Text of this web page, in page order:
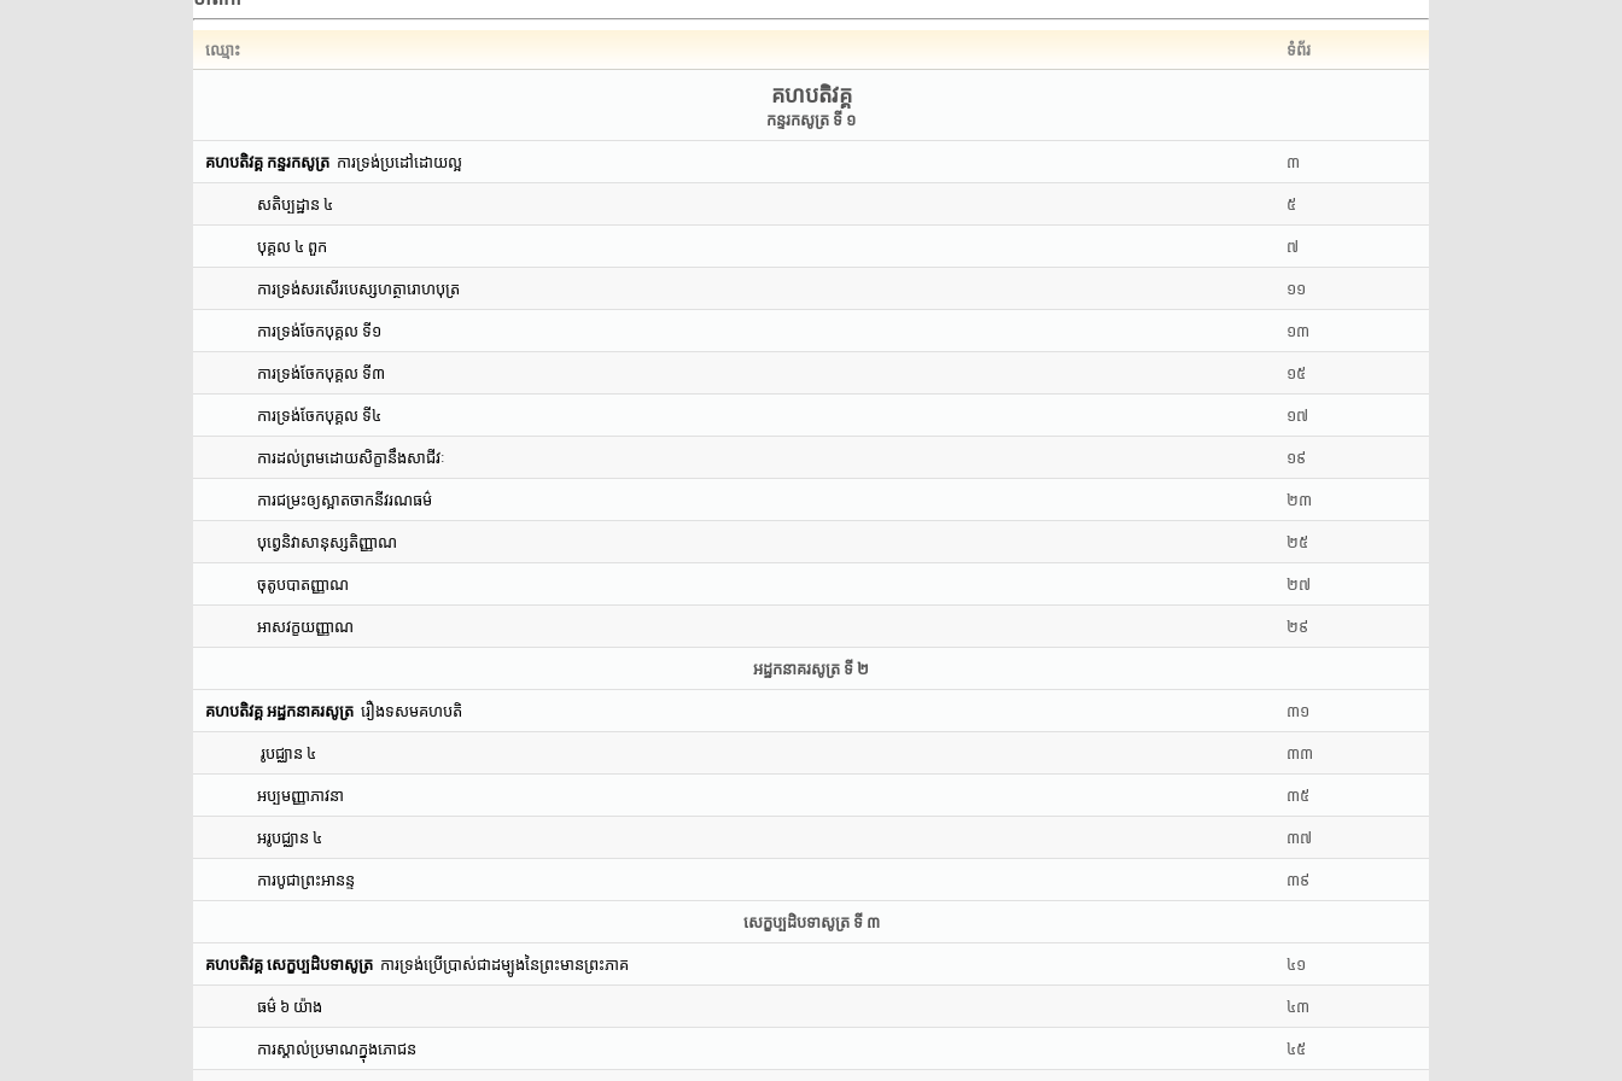
ឈ្មោះ ទំព័រ
គហបតិវគ្គ
កន្ទរកសូត្រ ទី ១
គហបតិវគ្គ កន្ទរកសូត្រ ការទ្រង់ប្រដៅដោយល្អ ៣
សតិប្បដ្ឋាន ៤ ៥
បុគ្គល ៤ ពួក ៧
ការទ្រង់សរសើរបេស្សហត្ថារោហបុត្រ ១១
ការទ្រង់ចែកបុគ្គល ទី១ ១៣
ការទ្រង់ចែកបុគ្គល ទី៣ ១៥
ការទ្រង់ចែកបុគ្គល ទី៤ ១៧
ការដល់ព្រមដោយសិក្ខានឹងសាជីវៈ ១៩
ការជម្រះឲ្យស្អាតចាកនីវរណធម៌ ២៣
បុព្វេនិវាសានុស្សតិញ្ញាណ ២៥
ចុតូបបាតញ្ញាណ ២៧
អាសវក្ខយញ្ញាណ ២៩
អដ្ឋកនាគរសូត្រ ទី ២
គហបតិវគ្គ អដ្ឋកនាគរសូត្រ រឿងទសមគហបតិ ៣១
រូបជ្ឈាន ៤ ៣៣
អប្បមញ្ញាភាវនា ៣៥
អរូបជ្ឈាន ៤ ៣៧
ការបូជាព្រះអានន្ទ ៣៩
សេក្ខប្បដិបទាសូត្រ ទី ៣
គហបតិវគ្គ សេក្ខប្បដិបទាសូត្រ ការទ្រង់ប្រើប្រាស់ជាដម្បូងនៃព្រះមានព្រះភាគ ៤១
ធម៌ ៦ យ៉ាង ៤៣
ការស្គាល់ប្រមាណក្នុងភោជន ៤៥